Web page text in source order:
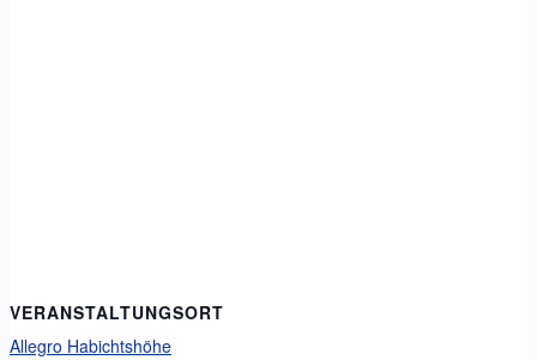
VERANSTALTUNGSORT
Allegro Habichtshöhe